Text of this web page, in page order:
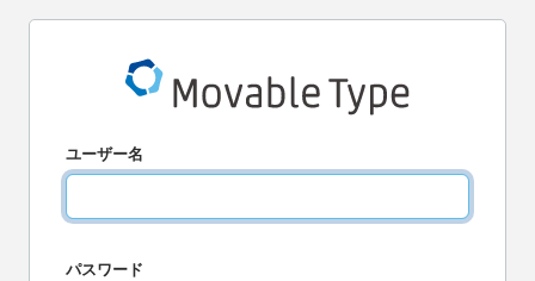
ユーザー名
パスワード